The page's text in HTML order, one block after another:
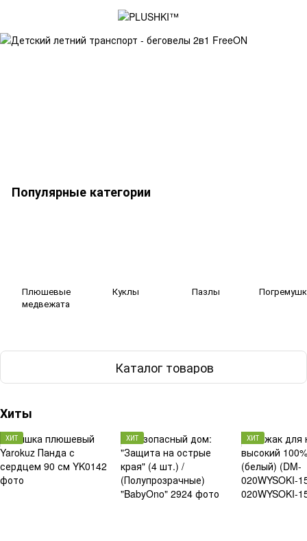
Популярные категории
Плюшевые
медвежата
Куклы Пазлы
Каталог товаров
Хиты
ХИТ ХИТ ХИТ